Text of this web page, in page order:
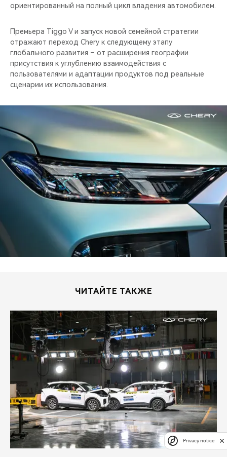
ориентированный на полный цикл владения автомобилем.
Премьера Tiggo V и запуск новой семейной стратегии
отражают переход Chery к следующему этапу
глобального развития – от расширения географии
присутствия к углублению взаимодействия с
пользователями и адаптации продуктов под реальные
сценарии их использования.
ЧИТАЙТЕ ТАКЖЕ
Privacy notice